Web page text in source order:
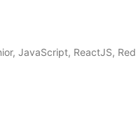
JavaScript, ReactJS,